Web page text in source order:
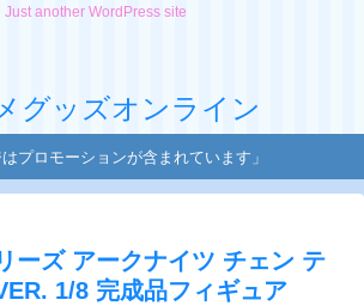
Just another WordPress site
グッズオンライン
はプロモーションが含まれています」
ーズ アークナイツ チェン テ
1/8 完成品フィギュア